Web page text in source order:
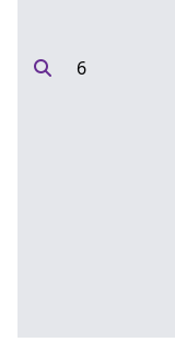
6